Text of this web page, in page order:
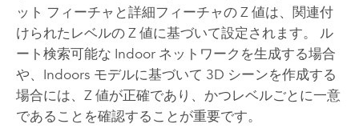
ット フィーチャと詳細フィーチャの Z 値は、関連付
けられたレベルの Z 値に基づいて設定されます。 ル
ート検索可能な Indoor ネットワークを生成する場合
や、 Indoors モデルに基づいて 3D シーンを作成する
場合には、Z 値が正確であり、かつレベルごとに一意
であることを確認することが重要です。